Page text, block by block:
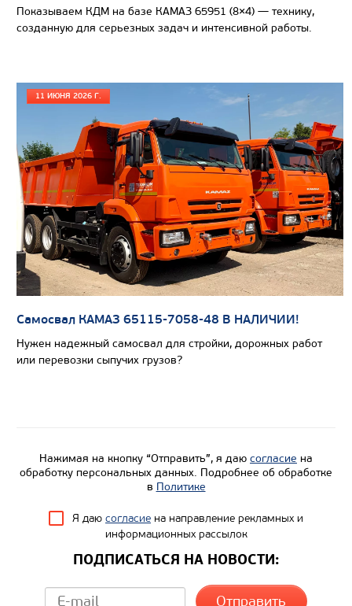
Цена по запросу
Экологический класс
Колесная формула
Показываем КДМ на базе КАМАЗ 65951 (8×4) — технику,
созданную для серьезных задач и интенсивной работы.
11 ИЮНЯ 2026 Г.
Самосвал КАМАЗ 65115-7058-48 В НАЛИЧИИ!
Нужен надежный самосвал для стройки, дорожных работ
или перевозки сыпучих грузов?
Нажимая на кнопку “Отправить”, я даю согласие на
обработку персональных данных. Подробнее об обработке
в Политике
Я даю согласие на направление рекламных и
информационных рассылок
ПОДПИСАТЬСЯ НА НОВОСТИ: